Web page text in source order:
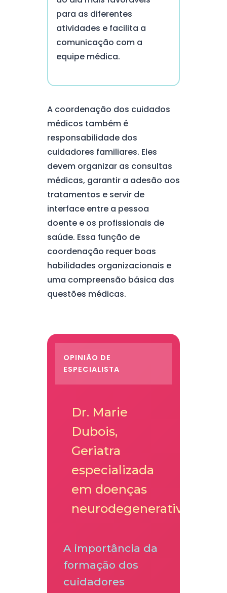
para as diferentes
atividades e facilita a
comunicação com a
equipe médica.
A coordenação dos cuidados
médicos também é
responsabilidade dos
cuidadores familiares. Eles
devem organizar as consultas
médicas, garantir a adesão aos
tratamentos e servir de
interface entre a pessoa
doente e os profissionais de
saúde. Essa função de
coordenação requer boas
habilidades organizacionais e
uma compreensão básica das
questões médicas.
OPINIÃO DE
ESPECIALISTA
Dr. Marie
Dubois,
Geriatra
especializada
em doenças
neurodegenerativas
A importância da
formação dos
cuidadores